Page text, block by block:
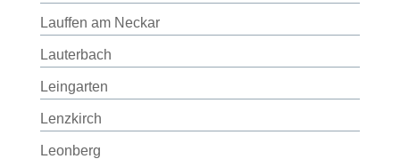
Lauffen am Neckar
Lauterbach
Leingarten
Lenzkirch
Leonberg